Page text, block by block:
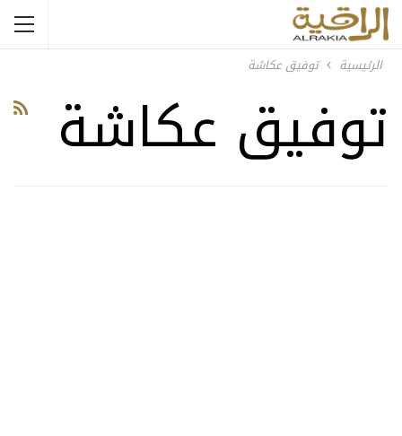
الرئيسية توفيق عكاشة
توفيق عكاشة